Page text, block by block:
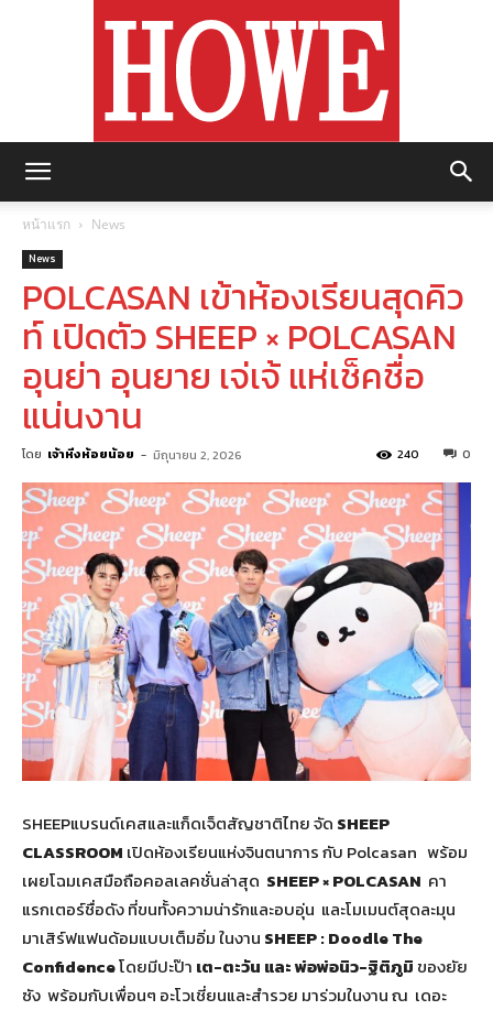
หน้าแรก News
News
POLCASAN เข้าห้องเรียนสุดคิว
ท์ เปิดตัว SHEEP × POLCASAN
อุนย่า อุนยาย เจ่เจ้ แห่เช็คชื่อ
แน่นงาน
โดย เจ้าหิ่งห้อยน้อย - มิถุนายน 2, 2026 0
240
SHEEPแบรนด์เคสและแก็ดเจ็ตสัญชาติไทย จัด SHEEP
CLASSROOM เปิดห้องเรียนแห่งจินตนาการ กับ Polcasan พร้อม
เผยโฉมเคสมือถือคอลเลคชั่นล่าสุด SHEEP × POLCASAN คา
แรกเตอร์ชื่อดัง ที่ขนทั้งความน่ารักและอบอุ่น และโมเมนต์สุดละมุน
มาเสิร์ฟแฟนด้อมแบบเต็มอิ่ม ในงาน SHEEP : Doodle The
Confidenceโดยมีปะป๊า เต-ตะวัน และพ่อพ่อนิว-ฐิติภูมิของยัย
ซัง พร้อมกับเพื่อนๆ อะโวเชี่ยนและสำรวย มาร่วมในงาน ณ เดอะ